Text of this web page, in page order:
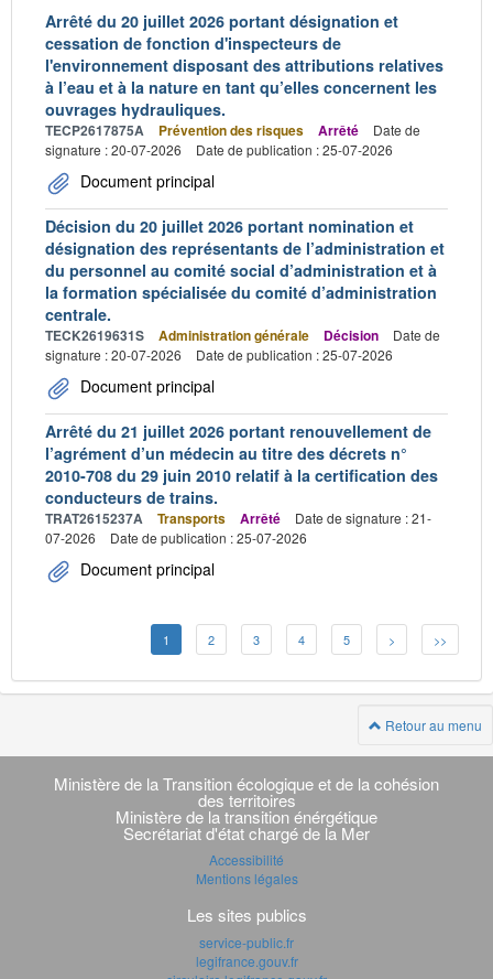
Arrêté du 20 juillet 2026 portant désignation et
cessation de fonction d'inspecteurs de
l'environnement disposant des attributions relatives
à l’eau et à la nature en tant qu’elles concernent les
ouvrages hydrauliques.
TECP2617875A Prévention des risques Arrêté
Date de
signature : 20-07-2026
Date de publication : 25-07-2026
Document principal
Décision du 20 juillet 2026 portant nomination et
désignation des représentants de l’administration et
du personnel au comité social d’administration et à
la formation spécialisée du comité d’administration
centrale.
TECK2619631S Administration générale Décision
Date de
signature : 20-07-2026
Date de publication : 25-07-2026
Document principal
Arrêté du 21 juillet 2026 portant renouvellement de
l’agrément d’un médecin au titre des décrets n°
2010-708 du 29 juin 2010 relatif à la certification des
conducteurs de trains.
TRAT2615237A Transports Arrêté
Date de signature : 21-
07-2026
Date de publication : 25-07-2026
Document principal
1 2 3 4 5 > >>
Retour au menu
Navigation
transverse
Ministère de la Transition écologique et de la cohésion
des territoires
Ministère de la transition énérgétique
Secrétariat d'état chargé de la Mer
Accessibilité
Mentions légales
Les sites publics
service-public.fr
legifrance.gouv.fr